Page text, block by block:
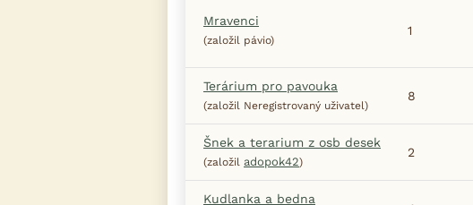
Mravenci
(založil pávio)
1
Terárium pro pavouka
(založil Neregistrovaný uživatel)
8
Šnek a terarium z osb desek
(založil adopok42)
2
Kudlanka a bedna